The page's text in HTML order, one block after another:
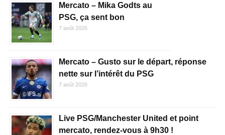
Mercato – Mika Godts au
PSG, ça sent bon
7 août 2026
Mercato – Gusto sur le départ, réponse
nette sur l’intérêt du PSG
7 août 2026
Live PSG/Manchester United et point
mercato, rendez-vous à 9h30 !